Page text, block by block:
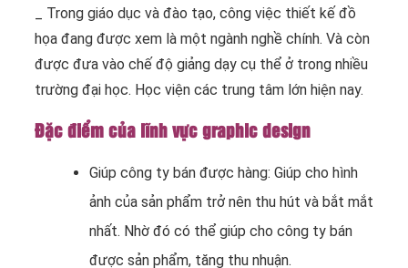
_ Trong giáo dục và đào tạo, công việc thiết kế đồ
họa đang được xem là một ngành nghề chính. Và còn
được đưa vào chế độ giảng dạy cụ thể ở trong nhiều
trường đại học. Học viện các trung tâm lớn hiện nay.
Đặc điểm của lĩnh vực graphic design
Giúp công ty bán được hàng: Giúp cho hình
ảnh của sản phẩm trở nên thu hút và bắt mắt
nhất. Nhờ đó có thể giúp cho công ty bán
được sản phẩm, tăng thu nhuận.